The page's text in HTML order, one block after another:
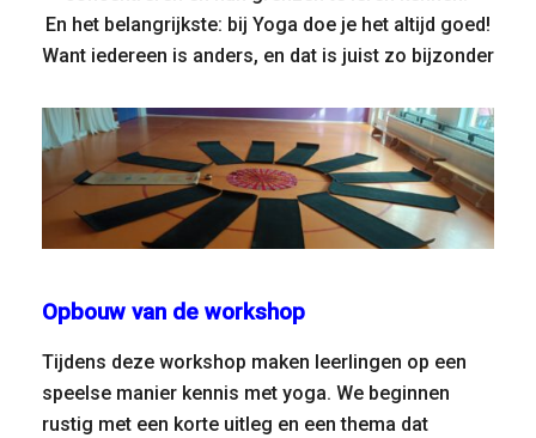
En het belangrijkste: bij Yoga doe je het altijd goed!
Want iedereen is anders, en dat is juist zo bijzonder
Opbouw van de workshop
Tijdens deze workshop maken leerlingen op een
speelse manier kennis met yoga. We beginnen
rustig met een korte uitleg en een thema dat